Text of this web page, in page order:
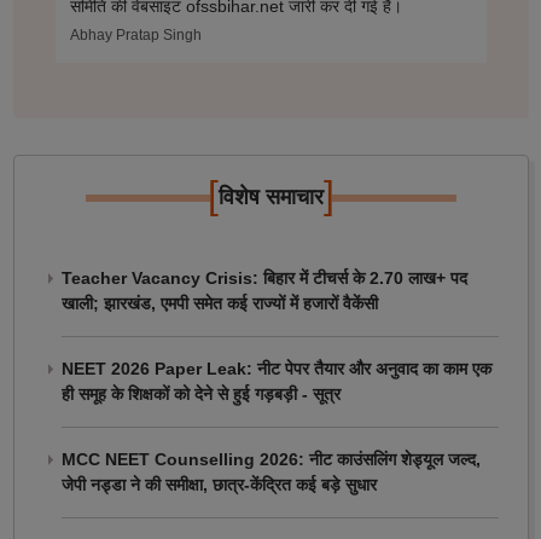
समिति की वेबसाइट ofssbihar.net जारी कर दी गई है।
Abhay Pratap Singh
[विशेष समाचार]
Teacher Vacancy Crisis: बिहार में टीचर्स के 2.70 लाख+ पद
खाली; झारखंड, एमपी समेत कई राज्यों में हजारों वैकेंसी
NEET 2026 Paper Leak: नीट पेपर तैयार और अनुवाद का काम एक
ही समूह के शिक्षकों को देने से हुई गड़बड़ी - सूत्र
MCC NEET Counselling 2026: नीट काउंसलिंग शेड्यूल जल्द,
जेपी नड्डा ने की समीक्षा, छात्र-केंद्रित कई बड़े सुधार